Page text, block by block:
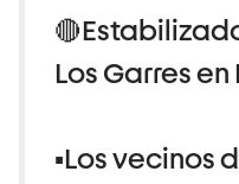
Los Garres
▪️Los vecinos